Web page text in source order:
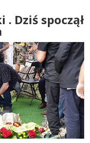
. Dziś spoczął